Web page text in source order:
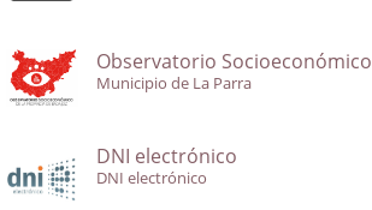
Observatorio Socioeconómico
Municipio de La Parra
DNI electrónico
DNI electrónico